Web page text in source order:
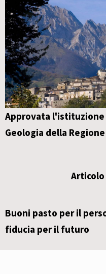
Approvata
Geologia della Regione
Buoni pasto per il
fiducia per il futuro